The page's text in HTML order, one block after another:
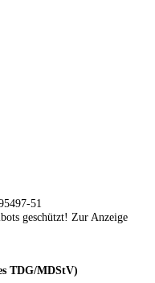
51
geschützt! Zur Anzeige
TDG/MDStV)